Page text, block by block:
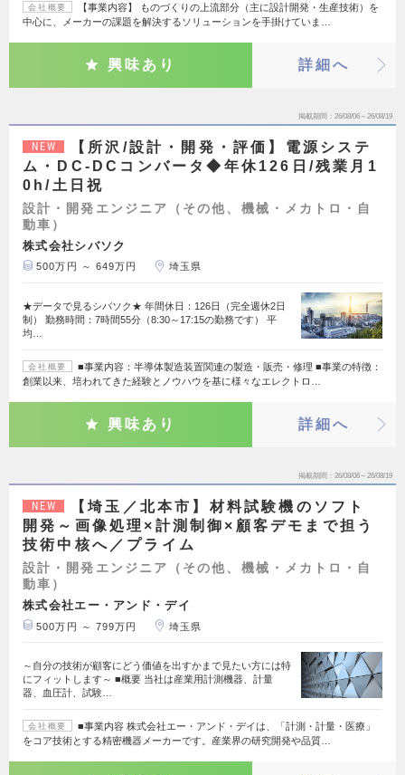
会社概要
【事業内容】 ものづくりの上流部分（主に設計開発・生産技術）を
中心に、メーカーの課題を解決するソリューションを手掛けていま…
興味あり 詳細へ
掲載期間 26/08/06～26/08/19
NEW
【所沢/設計・開発・評価】電源システ
ム・DC-DCコンバータ◆年休126日/残業月1
0h/土日祝
設計・開発エンジニア（その他、機械・メカトロ・自
動車）
株式会社シバソク
500万円 ～ 649万円 埼玉県
★データで見るシバソク★ 年間休日：126日（完全週休2日
制） 勤務時間：7時間55分（8:30～17:15の勤務です） 平
均…
会社概要
■事業内容：半導体製造装置関連の製造・販売・修理 ■事業の特徴：
創業以来、培われてきた経験とノウハウを基に様々なエレクトロ…
興味あり 詳細へ
掲載期間 26/08/06～26/08/19
NEW
【埼玉／北本市】材料試験機のソフト
開発～画像処理×計測制御×顧客デモまで担う
技術中核へ／プライム
設計・開発エンジニア（その他、機械・メカトロ・自
動車）
株式会社エー・アンド・デイ
500万円 ～ 799万円 埼玉県
～自分の技術が顧客にどう価値を出すかまで見たい方には特
にフィットします～ ■概要 当社は産業用計測機器、計量
器、血圧計、試験…
会社概要
■事業内容 株式会社エー・アンド・デイは、「計測・計量・医療」
をコア技術とする精密機器メーカーです。産業界の研究開発や品質…